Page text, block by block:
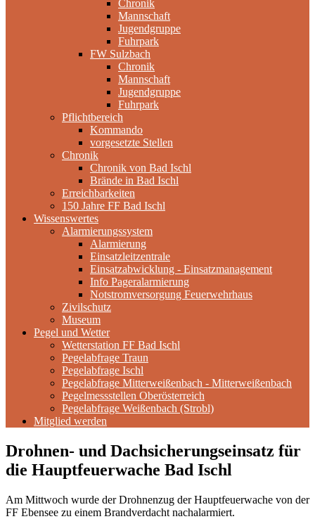
Chronik
Mannschaft
Jugendgruppe
Fuhrpark
FW Sulzbach
Chronik
Mannschaft
Jugendgruppe
Fuhrpark
Pflichtbereich
Kommando
vorgesetzte Stellen
Chronik
Chronik von Bad Ischl
Brände in Bad Ischl
Erreichbarkeiten
150 Jahre FF Bad Ischl
Wissenswertes
Alarmierungssystem
Alarmierung
Einsatzleitzentrale
Einsatzabwicklung - Einsatzmanagement
Info Pageralarmierung
Notstromversorgung Feuerwehrhaus
Zivilschutz
Museum
Pegel und Wetter
Wetterstation FF Bad Ischl
Pegelabfrage Traun
Pegelabfrage Ischl
Pegelabfrage Mitterweißenbach - Mitterweißenbach
Pegelmessstellen Oberösterreich
Pegelabfrage Weißenbach (Strobl)
Mitglied werden
Drohnen- und Dachsicherungseinsatz für
die Hauptfeuerwache Bad Ischl
Am Mittwoch wurde der Drohnenzug der Hauptfeuerwache von der
FF Ebensee zu einem Brandverdacht nachalarmiert.